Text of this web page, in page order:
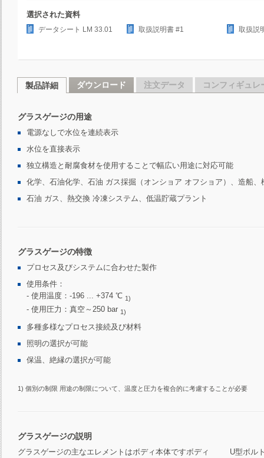
選択された資料
データシート LM 33.01 取扱説明書 #1 取扱説
製品詳細 ダウンロード 注文データ コンフィギュレ
グラスゲージの用途
電源なしで水位を連続表示
水位を直接表示
独立構造と耐腐食材を使用することで幅広い用途に対応可能
化学、石油化学、石油 ガス採掘（オンショア オフショア）、造船
石油 ガス、熱交換 冷凍システム、低温貯蔵プラント
グラスゲージの特徴
プロセス及びシステムに合わせた製作
使用条件：
- 使用温度：-196 ... +374 ℃ 1)
- 使用圧力：真空～250 bar 1)
多種多様なプロセス接続及び材料
照明の選択が可能
保温、絶縁の選択が可能
1) 個別の制限 用途の制限について、温度と圧力を複合的に考慮することが必要
グラスゲージの説明
グラスゲージの主なエレメントはボディ本体ですボディ
U型ボル